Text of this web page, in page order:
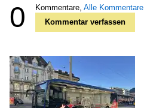
0 Kommentare, Alle Kommentare
Kommentar verfassen